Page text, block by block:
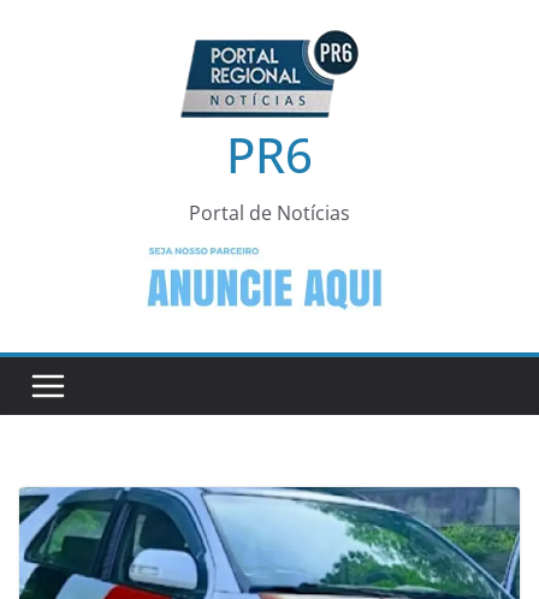
PR6
Portal de Notícias